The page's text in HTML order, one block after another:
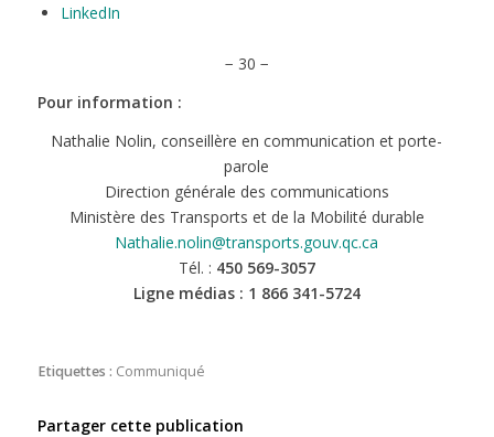
LinkedIn
− 30 −
Pour information :
Nathalie Nolin, conseillère en communication et porte-
parole
Direction générale des communications
Ministère des Transports et de la Mobilité durable
Nathalie.nolin@transports.gouv.qc.ca
Tél. : 450 569-3057
Ligne médias : 1 866 341-5724
Etiquettes : Communiqué
Partager cette publication